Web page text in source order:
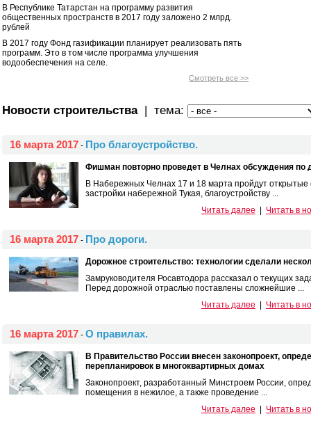
В Республике Татарстан на программу развития
общественных пространств в 2017 году заложено 2 млрд.
рублей
В 2017 году Фонд газификации планирует реализовать пять
программ. Это в том числе программа улучшения
водообеспечения на селе.
Смотреть все >>
Новости строительства | тема:
16 марта 2017 - Про благоустройство.
Фишман повторно проведет в Челнах обсуждения по
В Набережных Челнах 17 и 18 марта пройдут открытые
застройки набережной Тукая, благоустройству ...
Читать далее
Читать в
16 марта 2017 - Про дороги.
Дорожное строительство: технологии сделали
Замруководителя Росавтодора рассказал о текущих
Перед дорожной отраслью поставлены сложнейшие ...
Читать далее
Читать в
16 марта 2017 - О правилах.
В Правительство России внесен законопроект,
перепланировок в многоквартирных домах
Законопроект, разработанный Минстроем России,
помещения в нежилое, а также проведение ...
Читать далее
Читать в